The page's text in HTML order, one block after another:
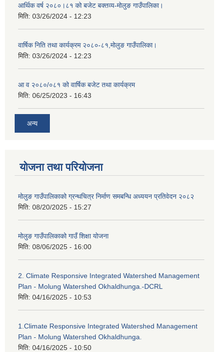
आर्थिक वर्ष २०८०।८१ को बजेट बक्तव्य-मोलुङ गाउँपालिका।
मिति: 03/26/2024 - 12:23
वार्षिक निति तथा कार्यक्रम २०८०-८१,मोलुङ गाउँपालिका।
मिति: 03/26/2024 - 12:23
आ व २०८०/०८१ को वार्षिक बजेट तथा कार्यक्रम
मिति: 06/25/2023 - 16:43
अन्य
योजना तथा परियोजना
मोलुङ गाउँपालिकाको ग्रन्थचित्र निर्माण समबन्धि अध्ययन प्रतिवेदन २०८२
मिति: 08/20/2025 - 15:27
मोलुङ गाउँपालिकाको गाउँ शिक्षा योजना
मिति: 08/06/2025 - 16:00
2. Climate Responsive Integrated Watershed Management
Plan - Molung Watershed Okhaldhunga.-DCRL
मिति: 04/16/2025 - 10:53
1.Climate Responsive Integrated Watershed Management
Plan - Molung Watershed Okhaldhunga.
मिति: 04/16/2025 - 10:50